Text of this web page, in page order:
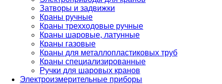
Затворы и задвижки
Краны ручные
Краны трехходовые ручные
Краны шаровые, латунные
Краны газовые
Краны для металлопластиковых труб
Краны специализированные
Ручки для шаровых кранов
Электроизмерительные приборы